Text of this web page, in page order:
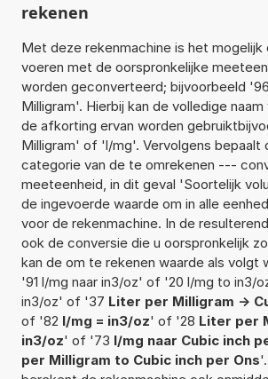
rekenen
Met deze rekenmachine is het mogelijk
voeren met de oorspronkelijke
worden geconverteerd; bijvoorbeeld
Milligram'. Hierbij kan de volledige
de afkorting ervan worden
Milligram' of 'l/mg'. Vervolgens bepaalt
categorie van de te omrekenen ---
meeteenheid, in dit geval 'Soortelijk
de ingevoerde waarde om in alle
voor de rekenmachine. In de
ook de conversie die u oorspronkelijk
kan de om te rekenen waarde als volgt
'91 l/mg naar in3/oz' of '20 l/mg to in3/
in3/oz' of '37 Liter per Milligram ->
of '82 l/mg = in3/oz' of '28 Liter per
in3/oz' of '73 l/mg naar Cubic inch
per Milligram to Cubic inch per Ons